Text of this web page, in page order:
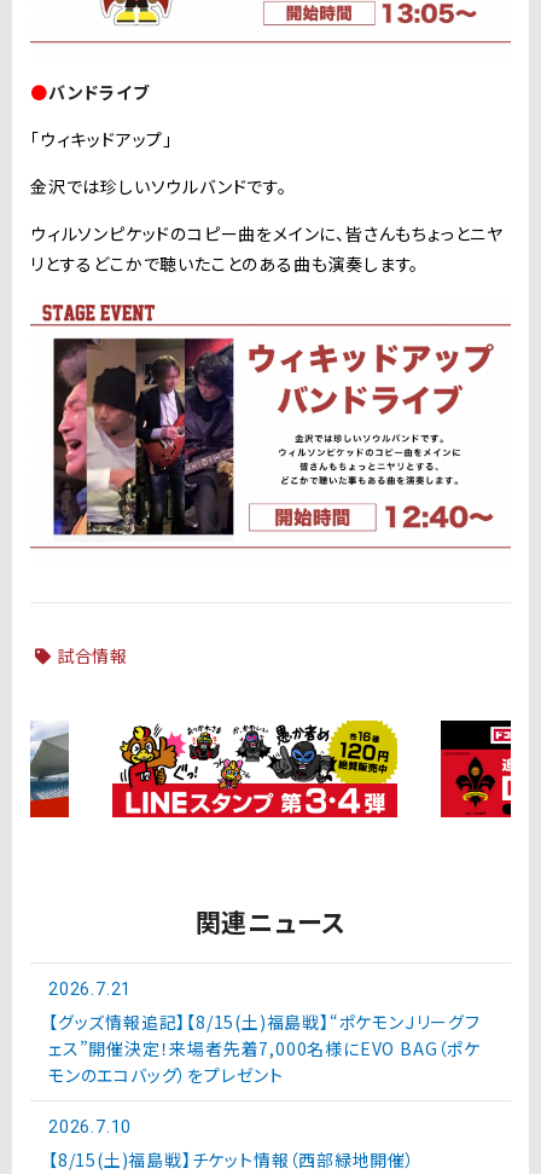
●バンドライブ
「ウィキッドアップ」
金沢では珍しいソウルバンドです。
ウィルソンピケッドのコピー曲をメインに、皆さんもちょっとニヤ
リとするどこかで聴いたことのある曲も演奏します。
試合情報
関連ニュース
2026.7.21
【グッズ情報追記】【8/15(土)福島戦】“ポケモンＪリーグフ
ェス”開催決定！来場者先着7,000名様にEVO BAG（ポケ
モンのエコバッグ）をプレゼント
2026.7.10
【8/15(土)福島戦】チケット情報（西部緑地開催）